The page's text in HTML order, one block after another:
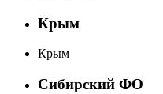
Крым
Крым
Сибирский ФО